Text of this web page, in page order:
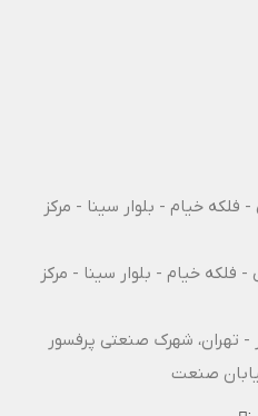
فلکه خیام - بلوار سینا - مرکز
- فلکه خیام - بلوار سینا - مرکز
آزادراه تبریز - تهران، شهرک صنعتی پرفسور
صنعت